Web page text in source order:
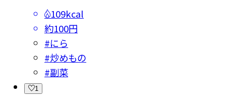
109kcal
約100円
#にら
#炒めもの
#副菜
1